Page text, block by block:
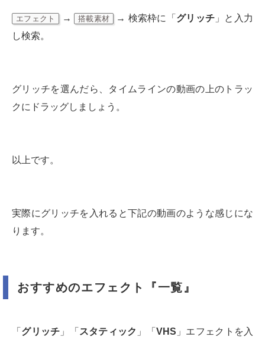
エフェクト → 搭載素材 → 検索枠に「 グリッチ 」と入力
し検索。
グリッチを選んだら、タイムラインの動画の上のトラッ
クにドラッグしましょう。
以上です。
実際にグリッチを入れると下記の動画のような感じにな
ります。
おすすめのエフェクト『一覧』
「 グリッチ 」「 スタティック 」「 VHS 」エフェクトを入